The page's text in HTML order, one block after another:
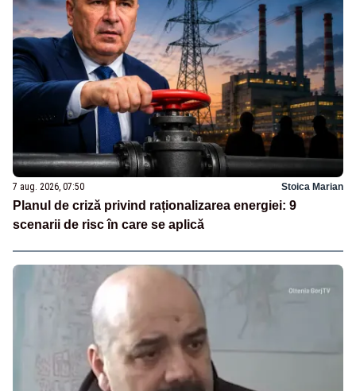
7 aug. 2026, 07:50 Stoica Marian
Planul de criză privind raționalizarea energiei: 9
scenarii de risc în care se aplică